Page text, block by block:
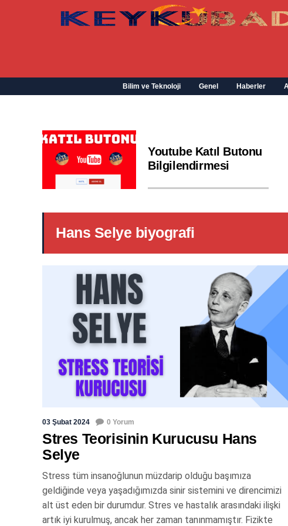
Bilim ve Teknoloji Genel Haberler
Youtube Katıl Butonu
Bilgilendirmesi
Hans Selye biyografi
03 Şubat 2024 0 Yorum
Stres Teorisinin Kurucusu Hans
Selye
Stress tüm insanoğlunun müzdarip olduğu başımıza
geldiğinde veya yaşadığımızda sinir sistemini ve direncimizi
alt üst eden bir durumdur. Stres ve hastalık arasındaki ilişki
artık iyi kurulmuş, ancak her zaman tanınmamıştır. Fizikte